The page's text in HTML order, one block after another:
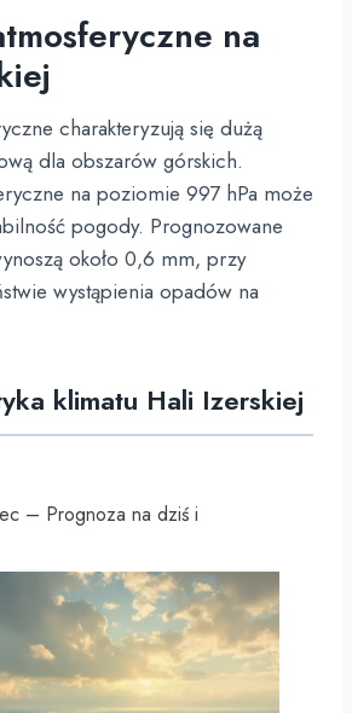
na
charakteryzują się dużą
dla obszarów górskich.
na poziomie 997 hPa może
pogody. Prognozowane
około 0,6 mm, przy
wystąpienia opadów na
klimatu Hali Izerskiej
– Prognoza na dziś i